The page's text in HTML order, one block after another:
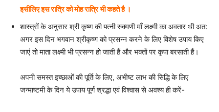
इसीलिए इस रात्रि को मोह रात्रि भी कहते है ।
शास्त्रों के अनुसार श्री कृष्ण की पत्नी रुक्मणी माँ लक्ष्मी का अवतार थी अत:
अगर इस दिन भगवान श्रीकृष्ण को प्रसन्न करने के लिए विशेष उपाय किए
जाएं तो माता लक्ष्मी भी प्रसन्न हो जाती हैं और भक्तों पर कृपा बरसाती हैं।
अपनी समस्त इच्छाओं की पूर्ति के लिए, अभीष्ट लाभ की सिद्धि के लिए
जन्माष्टमी के दिन ये उपाय पूर्ण श्रद्धा एवं विश्वास से अवश्य ही करें-